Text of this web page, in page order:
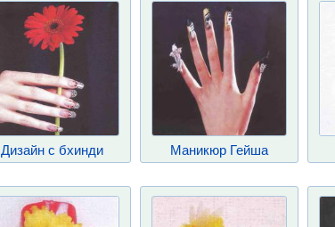
Дизайн с бхинди Маникюр Гейша